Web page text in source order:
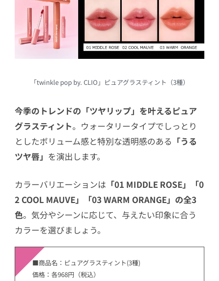
「twinkle pop by. CLIO」ピュアグラスティント（3種）
今季のトレンドの「ツヤリップ」を叶えるピュア
グラスティント。ウォータリータイプでしっとり
としたボリューム感と特別な透明感のある 「うる
ツヤ唇」 を演出します。
カラーバリエーションは 「01 MIDDLE ROSE」「0
2 COOL MAUVE」「03 WARM ORANGE」の全3
色。気分やシーンに応じて、与えたい印象に合う
カラーを選びましょう。
■商品名：ピュアグラスティント(3種)
価格：各968円（税込）